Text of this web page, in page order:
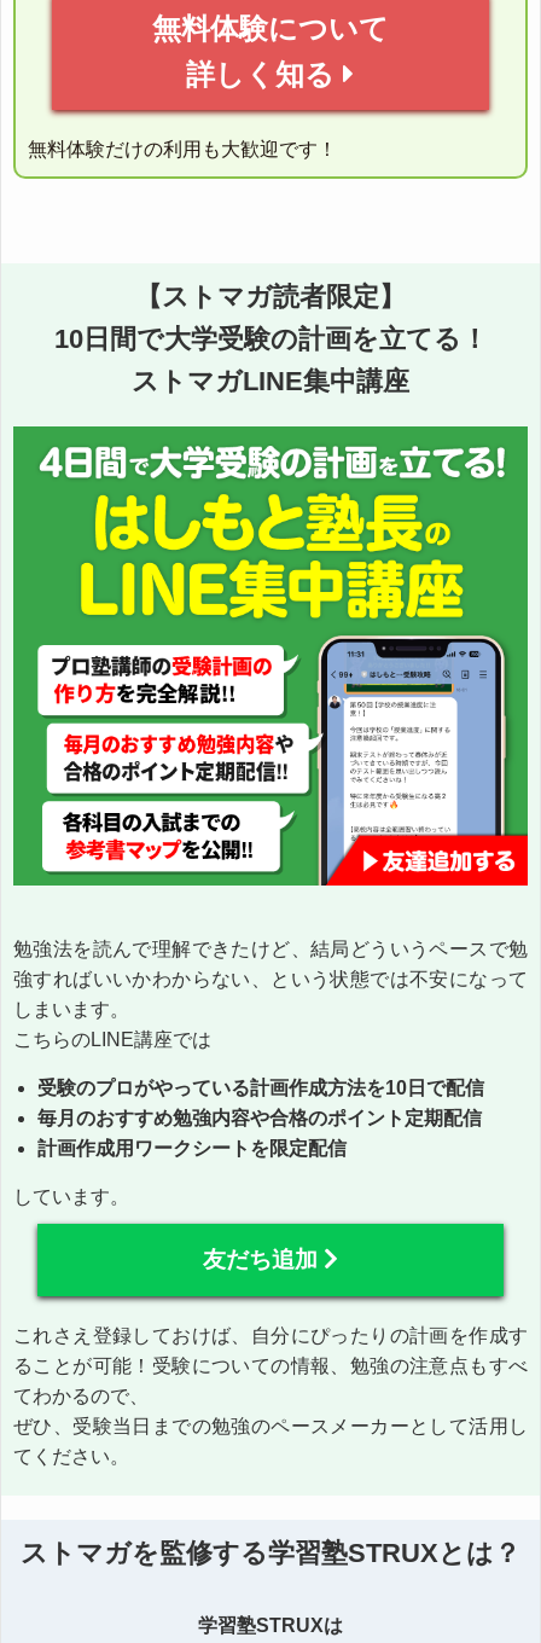
無料体験について
詳しく知る
無料体験だけの利用も大歓迎です！
【ストマガ読者限定】
10日間で大学受験の計画を立てる！
ストマガLINE集中講座
勉強法を読んで理解できたけど、結局どういうペースで勉
強すればいいかわからない、という状態では不安になって
しまいます。
こちらのLINE講座では
受験のプロがやっている計画作成方法を10日で配信
毎月のおすすめ勉強内容や合格のポイント定期配信
計画作成用ワークシートを限定配信
しています。
友だち追加
これさえ登録しておけば、自分にぴったりの計画を作成す
ることが可能！受験についての情報、勉強の注意点もすべ
てわかるので、
ぜひ、受験当日までの勉強のペースメーカーとして活用し
てください。
ストマガを監修する学習塾STRUXとは？
学習塾STRUXは